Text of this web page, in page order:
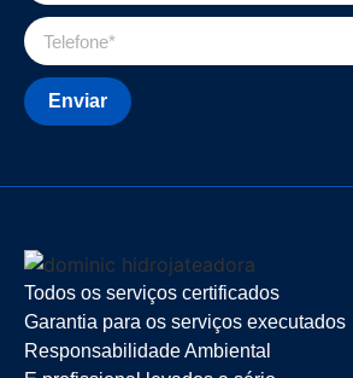
Enviar
Todos os serviços certificados
Garantia para os serviços executados
Responsabilidade Ambiental